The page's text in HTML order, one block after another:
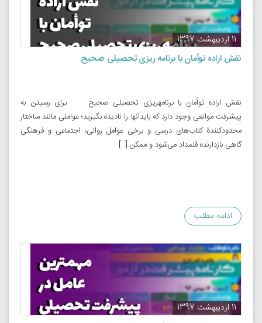
11 اردیبهشت 1397
نقش اراده توأمان با برنامه ریزی تحصیلی صحیح
نقش اراده توأمان با برنامه­ریزی تحصیلی صحیح برای رسیدن به
پیشرفت موانعی وجود دارد که بایدآنها را نادیده بگیرید؛ عواملی مانند ساختار
محدودکنندۀ کتاب‌های درسی و برخی عوامل روانی، اجتماعی و فرهنگی
گاهی بازدارنده قلمداد می‌شود و ممکن […]
ادامه مطلب
11 اردیبهشت 1397